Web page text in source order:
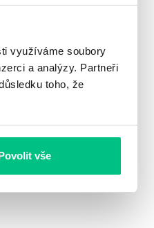
využíváme soubory
a analýzy. Partneři
toho, že
vše